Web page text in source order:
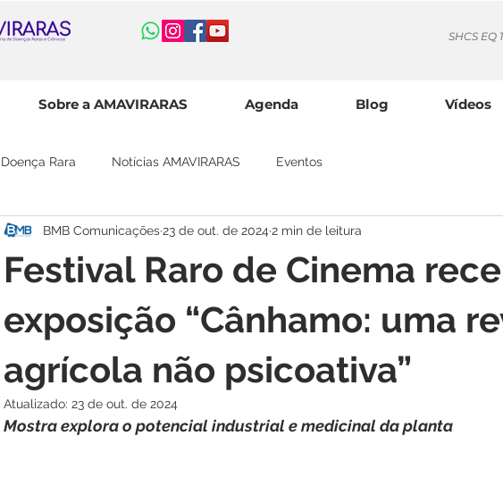
SHCS EQ
Sobre a AMAVIRARAS Agenda Blog Vídeos
Doença Rara Notícias AMAVIRARAS Eventos
Festival Raro de Cinema
exposição “Cânhamo: uma
agrícola não psicoativa”
BMB Comunicações23 de out. de 2024 2 min de leitura
Atualizado: 23 de out. de 2024
Mostra explora o potencial industrial e medicinal da planta